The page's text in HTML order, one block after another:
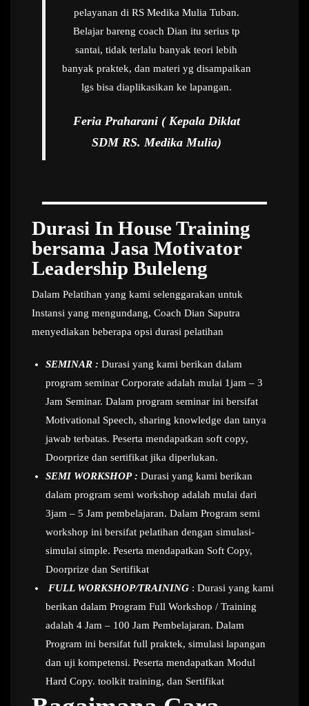
pelayanan di RS Medika Mulia Tuban.
Belajar bareng coach Dian itu serius tp
santai, tidak terlalu banyak teori lebih
banyak praktek, dan materi yg disampaikan
lgs bisa diaplikasikan ke lapangan.
Feria Praharani ( Kepala Diklat
SDM RS. Medika Mulia)
Durasi In House Training
bersama Jasa Motivator
Leadership Buleleng
Dalam Pelatihan yang kami selenggarakan untuk
Instansi yang mengundang, Coach Dian Saputra
menyediakan beberapa opsi durasi pelatihan
SEMINAR : Durasi yang kami berikan dalam
program seminar Corporate adalah mulai 1jam – 3
Jam Seminar. Dalam program seminar ini bersifat
Motivational Speech, sharing knowledge dan tanya
jawab terbatas. Peserta mendapatkan soft copy,
Doorprize dan sertifikat jika diperlukan.
SEMI WORKSHOP : Durasi yang kami berikan
dalam program semi workshop adalah mulai dari
3jam – 5 Jam pembelajaran. Dalam Program semi
workshop ini bersifat pelatihan dengan simulasi-
simulai simple. Peserta mendapatkan Soft Copy,
Doorprize dan Sertifikat
FULL WORKSHOP/TRAINING : Durasi yang kami
berikan dalam Program Full Workshop / Training
adalah 4 Jam – 100 Jam Pembelajaran. Dalam
Program ini bersifat full praktek, simulasi lapangan
dan uji kompetensi. Peserta mendapatkan Modul
Hard Copy. toolkit training, dan Sertifikat